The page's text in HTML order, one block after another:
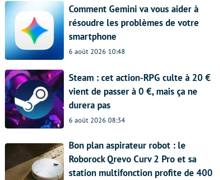
Comment Gemini va vous aider à
résoudre les problèmes de votre
smartphone
6 août 2026 10:48
Steam : cet action-RPG culte à 20 €
vient de passer à 0 €, mais ça ne
durera pas
6 août 2026 08:34
Bon plan aspirateur robot : le
Roborock Qrevo Curv 2 Pro et sa
station multifonction profite de 400